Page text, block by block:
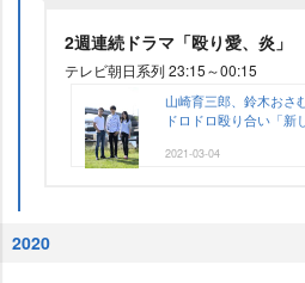
2週連続ドラマ「殴り愛、炎」
テレビ朝日系列 23:15～00:15
山崎育三郎、鈴木お
ドロドロ殴り合い「新
2021-03-04
2020